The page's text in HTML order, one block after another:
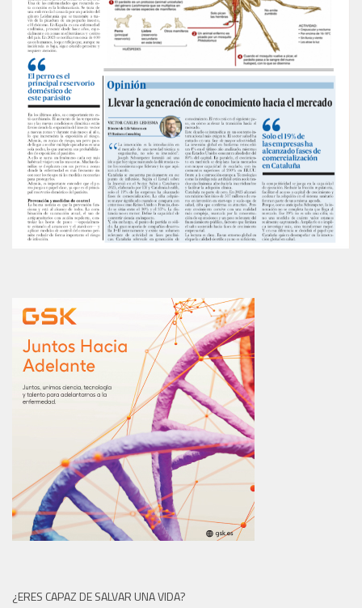
¿ERES CAPAZ DE SALVAR UNA VIDA?